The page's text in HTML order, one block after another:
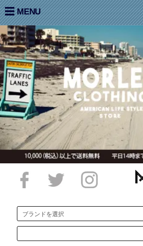
大阪高槻,国産ジーンズ,アメカジ,通販,販売,
ボ,WORKERS,ワーカーズ,LOOP&WEFT,ル
MENU